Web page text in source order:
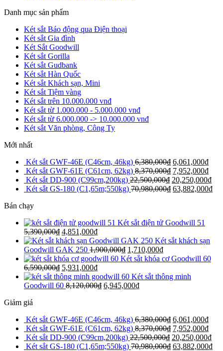
Danh mục sản phẩm
Két sắt Báo động qua Điện thoại
Két sắt Gia đình
Két Sắt Goodwill
Két sắt Gorilla
Két sắt Gudbank
Két sắt Hàn Quốc
Két sắt Khách sạn, Mini
Két sắt Tiệm vàng
Két sắt trên 10.000.000 vnđ
Két sắt từ 1.000.000 - 5.000.000 vnđ
Két sắt từ 6.000.000 -> 10.000.000 vnđ
Két sắt Văn phòng, Công Ty
Mới nhất
Két sắt GWF-46E (C46cm, 46kg) 6,380,000₫ 6,061,000₫
Két sắt GWF-61E (C61cm, 62kg) 8,370,000₫ 7,952,000₫
Két sắt DD-900 (C99cm,200kg) 22,500,000₫ 20,250,000₫
Két sắt GS-180 (C1,65m;550kg) 70,980,000₫ 63,882,000₫
Bán chạy
Két sắt điện tử Goodwill 51
5,390,000₫ 4,851,000₫
Két sắt khách sạn
Goodwill GAK 250 1,900,000₫ 1,710,000₫
Két sắt khóa cơ Goodwill 60
6,590,000₫ 5,931,000₫
Két sắt thông minh
Goodwill 60 8,120,000₫ 6,945,000₫
Giảm giá
Két sắt GWF-46E (C46cm, 46kg) 6,380,000₫ 6,061,000₫
Két sắt GWF-61E (C61cm, 62kg) 8,370,000₫ 7,952,000₫
Két sắt DD-900 (C99cm,200kg) 22,500,000₫ 20,250,000₫
Két sắt GS-180 (C1,65m;550kg) 70,980,000₫ 63,882,000₫